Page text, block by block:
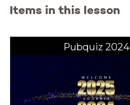
Items in this lesson
Pubquiz 2024